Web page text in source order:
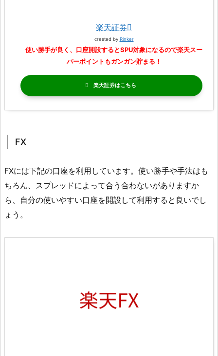
楽天証券
created by Rinker
使い勝手が良く、口座開設するとSPU対象になるので楽天スー
パーポイントもガンガン貯まる！
楽天証券
FX
FXには下記の口座を利用しています。使い勝手や手法はも
ちろん、スプレッドによって合う合わないがありますか
ら、自分の使いやすい口座を開設して利用すると良いでし
ょう。